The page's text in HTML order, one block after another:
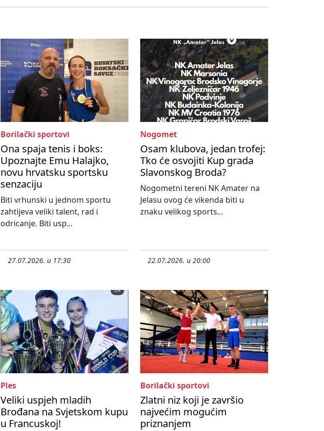
Borilački sportovi
Ona spaja tenis i boks:
Upoznajte Emu Halajko,
novu hrvatsku sportsku
senzaciju
Biti vrhunski u jednom sportu
zahtijeva veliki talent, rad i
odricanje. Biti usp...
27.07.2026. u 17:30
Nogomet
Osam klubova, jedan trofej:
Tko će osvojiti Kup grada
Slavonskog Broda?
Nogometni tereni NK Amater na
Jelasu ovog će vikenda biti u
znaku velikog sports...
22.07.2026. u 20:00
Ples
Veliki uspjeh mladih
Brođana na Svjetskom kupu
u Francuskoj!
Borilački sportovi
Zlatni niz koji je završio
najvećim mogućim
priznanjem